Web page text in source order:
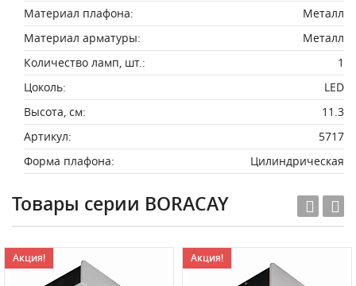
Материал плафона:
Металл
Материал арматуры:
Металл
Количество ламп, шт.:
1
Цоколь:
LED
Высота, см:
11.3
Артикул:
5717
Форма плафона:
Цилиндрическая
Товары серии BORACAY
Акция! Акция!